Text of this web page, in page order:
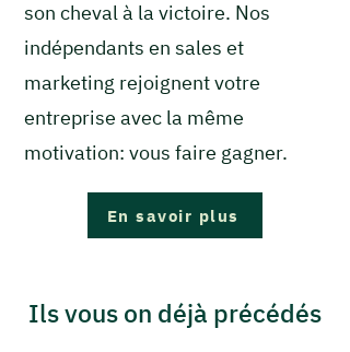
son cheval à la victoire. Nos
indépendants en sales et
marketing rejoignent votre
entreprise avec la même
motivation: vous faire gagner.
En savoir plus
Ils vous on déjà précédés